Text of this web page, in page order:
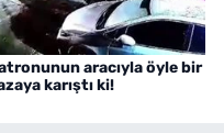
aracıyla öyle bir
karıştı ki!